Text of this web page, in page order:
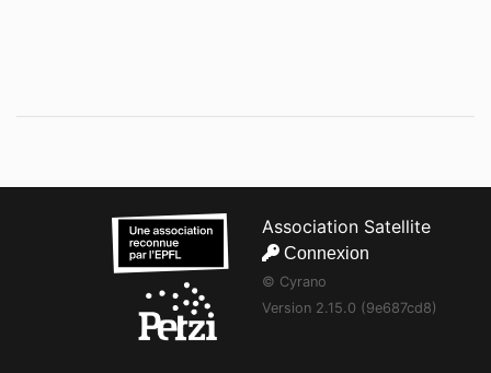
Association Satellite
Connexion
© Cyrano
Version 2.15.0 (9e687cd8)